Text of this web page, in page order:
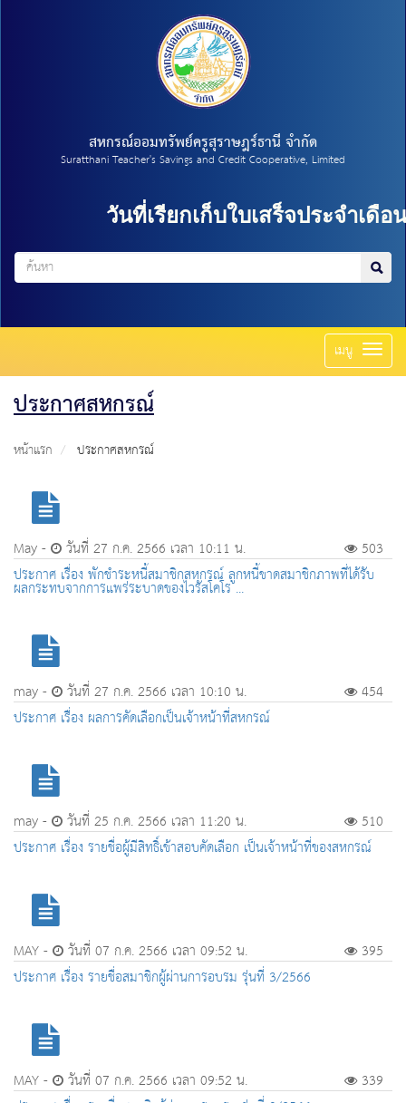
สหกรณ์ออมทรัพย์ครูสุราษฎร์ธานี จำกัด
Suratthani Teacher's Savings and Credit Cooperative, Limited
วันที่เรียกเก็บใบเสร็จประจำเดือน ก
เมนู Toggle
ประกาศสหกรณ์
หน้าแรก ประกาศสหกรณ์
May - วันที่ 27 ก.ค. 2566 เวลา 10:11 น.
503
ประกาศ เรื่อง พักชำระหนี้สมาชิกสหกรณ์ ลูกหนี้ขาดสมาชิกภาพที่ได้รับ
ผลกระทบจากการแพร่ระบาดของไวรัสโคโร ...
may - วันที่ 27 ก.ค. 2566 เวลา 10:10 น.
454
ประกาศ เรื่อง ผลการคัดเลือกเป็นเจ้าหน้าที่สหกรณ์
may - วันที่ 25 ก.ค. 2566 เวลา 11:20 น.
510
ประกาศ เรื่อง รายชื่อผู้มีสิทธิ์เข้าสอบคัดเลือก เป็นเจ้าหน้าที่ของสหกรณ์
MAY - วันที่ 07 ก.ค. 2566 เวลา 09:52 น.
395
ประกาศ เรื่อง รายชื่อสมาชิกผู้ผ่านการอบรม รุ่นที่ 3/2566
MAY - วันที่ 07 ก.ค. 2566 เวลา 09:52 น.
339